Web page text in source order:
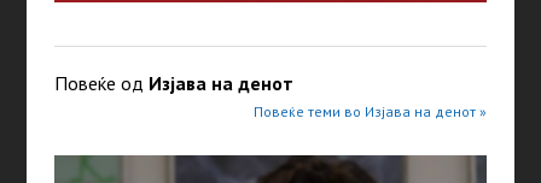
Повеќе од Изјава на денот
Повеќе теми во Изјава на денот »